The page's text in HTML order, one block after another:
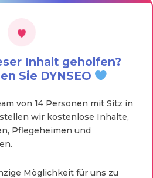
Inhalt geholfen?
Sie DYNSEO
von 14 Personen mit Sitz in
wir kostenlose Inhalte,
Pflegeheimen und
Möglichkeit für uns zu